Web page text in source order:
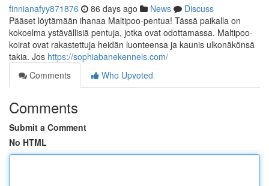
finnianafyy871876 86 days ago News
Discuss
Pääset löytämään ihanaa Maltipoo-pentua! Tässä paikalla on
kokoelma ystävällisiä pentuja, jotka ovat odottamassa. Maltipoo-
koirat ovat rakastettuja heidän luonteensa ja kaunis ulkonäkönsä
takia. Jos https://sophiabanekennels.com/
Comments
Who Upvoted
Comments
Submit a Comment
No HTML